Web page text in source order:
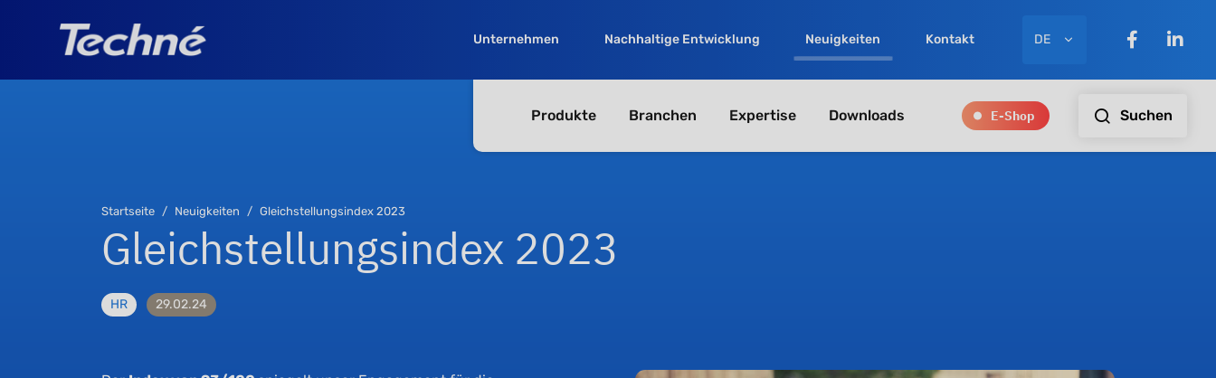
Unternehmen Nachhaltige Entwicklung Neuigkeiten Kontakt DE
Produkte Branchen Expertise Downloads E-Shop Suchen
Startseite Neuigkeiten Gleichstellungsindex 2023
Gleichstellungsindex 2023
HR 29.02.24